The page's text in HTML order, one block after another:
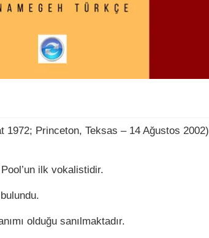
1972; Princeton, Teksas – 14 Ağustos 2002)
ilk vokalistidir.
olduğu sanılmaktadır.